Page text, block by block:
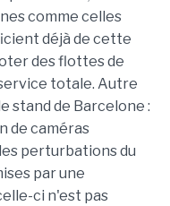
comme celles
déjà de cette
des flottes de
totale. Autre
stand de Barcelone :
de caméras
perturbations du
par une
ci n'est pas